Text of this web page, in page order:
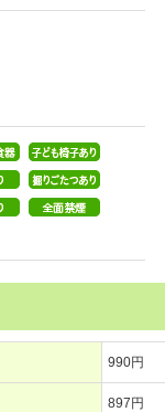
990円
897円